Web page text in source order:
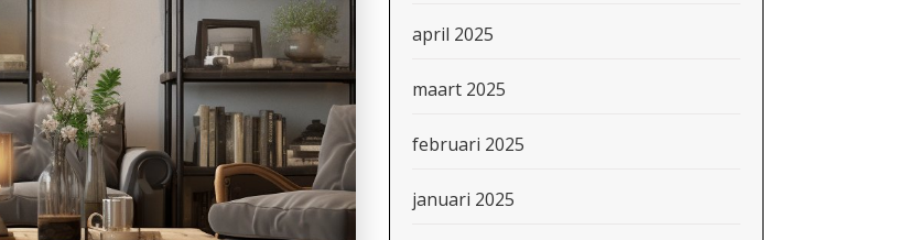
april 2025
maart 2025
februari 2025
januari 2025